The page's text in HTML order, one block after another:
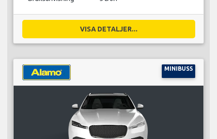
VISA DETALJER...
MINIBUSS